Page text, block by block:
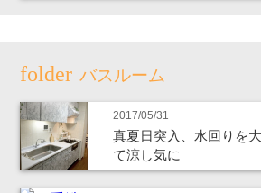
バスルーム
2017/05/31
真夏日突入、水回りを
て涼し気に